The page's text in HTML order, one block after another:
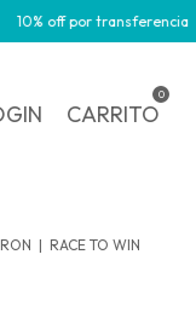
por transferencia
CARRITO
0
| RACE TO WIN